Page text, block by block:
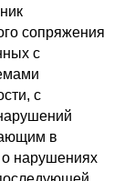
сопряжения
с
с
в
о нарушениях